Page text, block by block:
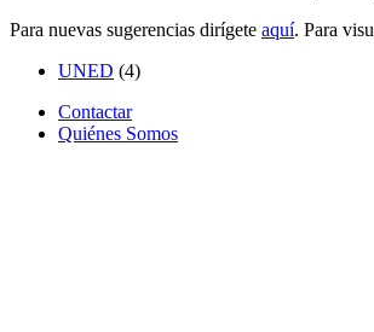
Para nuevas sugerencias dirígete aquí. Para
UNED (4)
Contactar
Quiénes Somos